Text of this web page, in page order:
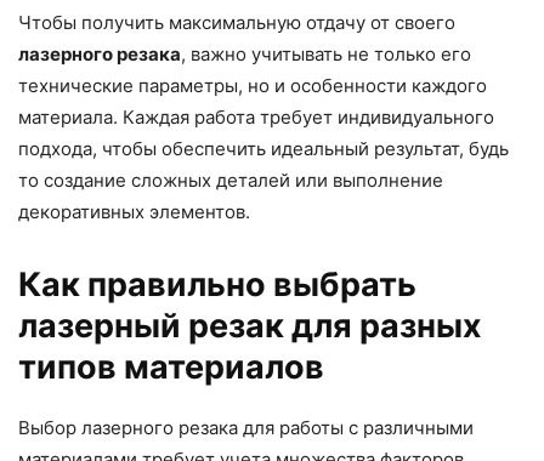
Чтобы получить максимальную отдачу от своего
лазерного резака, важно учитывать не только его
технические параметры, но и особенности каждого
материала. Каждая работа требует индивидуального
подхода, чтобы обеспечить идеальный результат, будь
то создание сложных деталей или выполнение
декоративных элементов.
Как правильно выбрать
лазерный резак для разных
типов материалов
Выбор лазерного резака для работы с различными